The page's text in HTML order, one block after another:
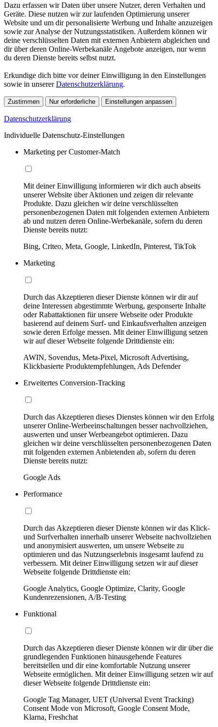
Dazu erfassen wir Daten über unsere Nutzer, deren Verhalten und
Geräte. Diese nutzen wir zur laufenden Optimierung unserer
Website und um dir personalisierte Werbung und Inhalte anzuzeigen
sowie zur Analyse der Nutzungsstatistiken. Außerdem können wir
deine verschlüsselten Daten mit externen Anbietern abgleichen und
dir über deren Online-Werbekanäle Angebote anzeigen, nur wenn
du deren Dienste bereits selbst nutzt.
Erkundige dich bitte vor deiner Einwilligung in den Einstellungen
sowie in unsererDatenschutzerklärung.
Zustimmen Nur erforderliche Einstellungen anpassen
Datenschutzerklärung
Individuelle Datenschutz-Einstellungen
Marketing per Customer-Match
Mit deiner Einwilligung informieren wir dich auch abseits
unserer Website über Aktionen und zeigen dir relevante
Produkte. Dazu gleichen wir deine verschlüsselten
personenbezogenen Daten mit folgenden externen Anbietern
ab und nutzen deren Online-Werbekanäle, sofern du deren
Dienste bereits nutzt:
Bing, Criteo, Meta, Google, LinkedIn, Pinterest, TikTok
Marketing
Durch das Akzeptieren dieser Dienste können wir dir auf
deine Interessen abgestimmte Werbung, gesponserte Inhalte
oder Rabattaktionen für unsere Webseite oder Produkte
basierend auf deinem Surf- und Einkaufsverhalten anzeigen
sowie deren Erfolge messen. Mit deiner Einwilligung setzen
wir auf dieser Webseite folgende Drittdienste ein:
AWIN, Sovendus, Meta-Pixel, Microsoft Advertising,
Klickbasierte Produktempfehlungen, Ads Defender
Erweitertes Conversion-Tracking
Durch das Akzeptieren dieses Dienstes können wir den Erfolg
unserer Online-Werbeeinschaltungen besser nachvollziehen,
auswerten und unser Werbeangebot optimieren. Dazu
gleichen wir deine verschlüsselten personenbezogenen Daten
mit folgenden externen Anbietenden ab, sofern du deren
Dienste bereits nutzt:
Google Ads
Performance
Durch das Akzeptieren dieser Dienste können wir das Klick-
und Surfverhalten innerhalb unserer Webseite nachvollziehen
und anonymisiert auswerten, um unsere Webseite zu
optimieren und das Nutzungserlebnis insgesamt laufend zu
verbessern. Mit deiner Einwilligung setzen wir auf dieser
Webseite folgende Drittdienste ein:
Google Analytics, Google Optimize, Clarity, Google
Kundenrezensionen, A/B-Testing
Funktional
Durch das Akzeptieren dieser Dienste können wir dir über die
grundlegenden Funktionen hinausgehende Features
bereitstellen und dir eine komfortable Nutzung unserer
Webseite ermöglichen. Mit deiner Einwilligung setzen wir auf
dieser Webseite folgende Drittdienste ein:
Google Tag Manager, UET (Universal Event Tracking)
Consent Mode von Microsoft, Google Consent Mode,
Klarna, Freshchat